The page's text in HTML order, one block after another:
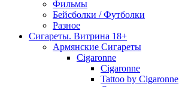
Фильмы
Бейсболки / Футболки
Разное
Сигареты. Витрина 18+
Армянские Сигареты
Cigaronne
Cigaronne
Tattoo by Cigaronne